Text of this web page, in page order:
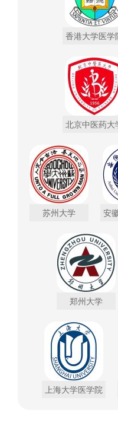
香港大学医学
北京中医药大
苏州大学 安
郑州大学
上海大学医学院